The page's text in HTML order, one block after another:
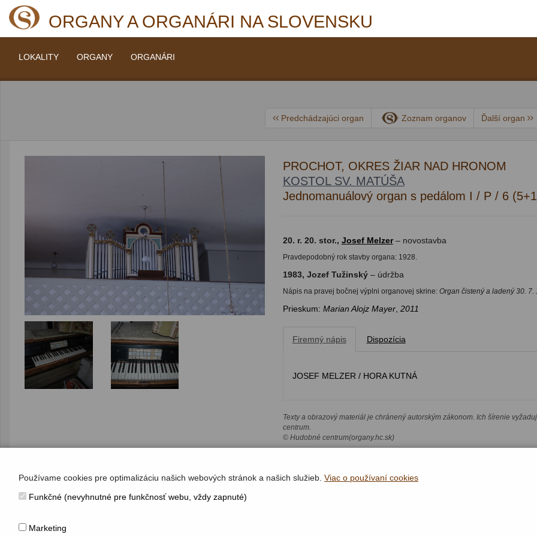
ORGANY A ORGANÁRI NA SLOVENSKU
LOKALITY ORGANY ORGANÁRI
Predchádzajúci organ Zoznam organov Ďalší organ
PROCHOT, OKRES ŽIAR NAD HRONOM
KOSTOL SV. MATÚŠA
Jednomanuálový organ s pedálom I / P / 6
20. r. 20. stor., Josef Melzer– novostavba
Pravdepodobný rok stavby organa: 1928.
1983, Jozef Tužinský– údržba
Nápis na pravej bočnej výplni organovej skrine: Organ čistený a ladený 30. 7.
Prieskum: Marian Alojz Mayer, 2011
Firemný nápis Dispozícia
JOSEF MELZER / HORA KUTNÁ
Texty a obrazový materiál je chránený autorským zákonom. Ich šírenie
centrum.
© Hudobné centrum(organy.hc.sk)
KONTAKT
Hudobné centrum
Používame cookies pre optimalizáciu našich webových stránok a našich služieb. Viac o používaní cookies
Funkčné (nevyhnutné pre funkčnosť webu, vždy zapnuté)
Marketing